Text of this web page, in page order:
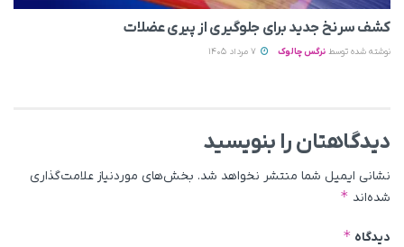
کشف سرنخ جدید برای جلوگیری از پیری عضلات
نوشته شده توسط نرگس چالوک
دیدگاهتان را بنویسید
نشانی ایمیل شما منتشر نخواهد شد. بخش‌های موردنیاز علامت‌گذاری
شده‌اند *
دیدگاه *